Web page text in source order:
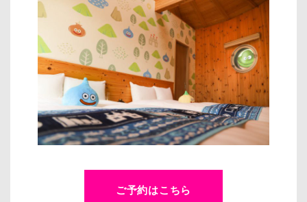
ご予約はこちら